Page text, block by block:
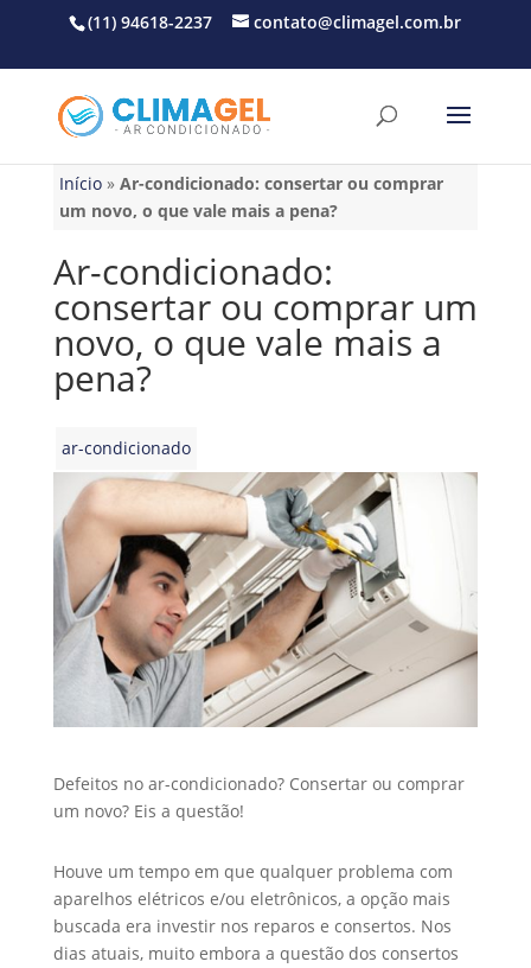
(11) 94618-2237 contato@climagel.com.br
Início» Ar-condicionado: consertar ou comprar
um novo, o que vale mais a pena?
Ar-condicionado:
consertar ou comprar um
novo, o que vale mais a
pena?
ar-condicionado
Defeitos no ar-condicionado? Consertar ou comprar
um novo? Eis a questão!
Houve um tempo em que qualquer problema com
aparelhos elétricos e/ou eletrônicos, a opção mais
buscada era investir nos reparos e consertos. Nos
dias atuais, muito embora a questão dos consertos